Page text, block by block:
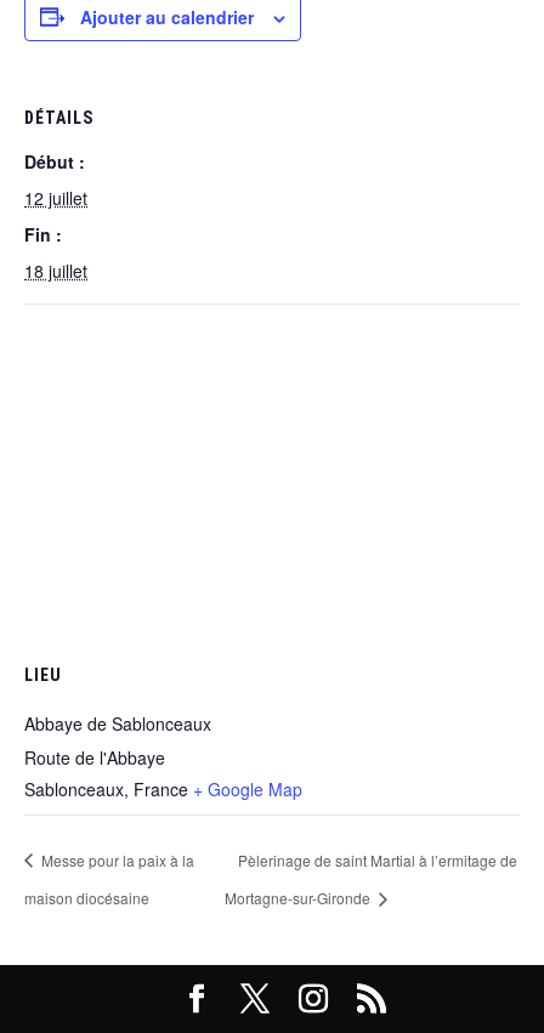
Ajouter au calendrier
DÉTAILS
Début :
12 juillet
Fin :
18 juillet
LIEU
Abbaye de Sablonceaux
Route de l'Abbaye
Sablonceaux, France + Google Map
Messe pour la paix à la
maison diocésaine
Pèlerinage de saint Martial à l’ermitage de
Mortagne-sur-Gironde